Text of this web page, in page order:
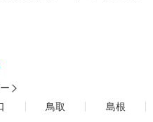
鳥取 島根